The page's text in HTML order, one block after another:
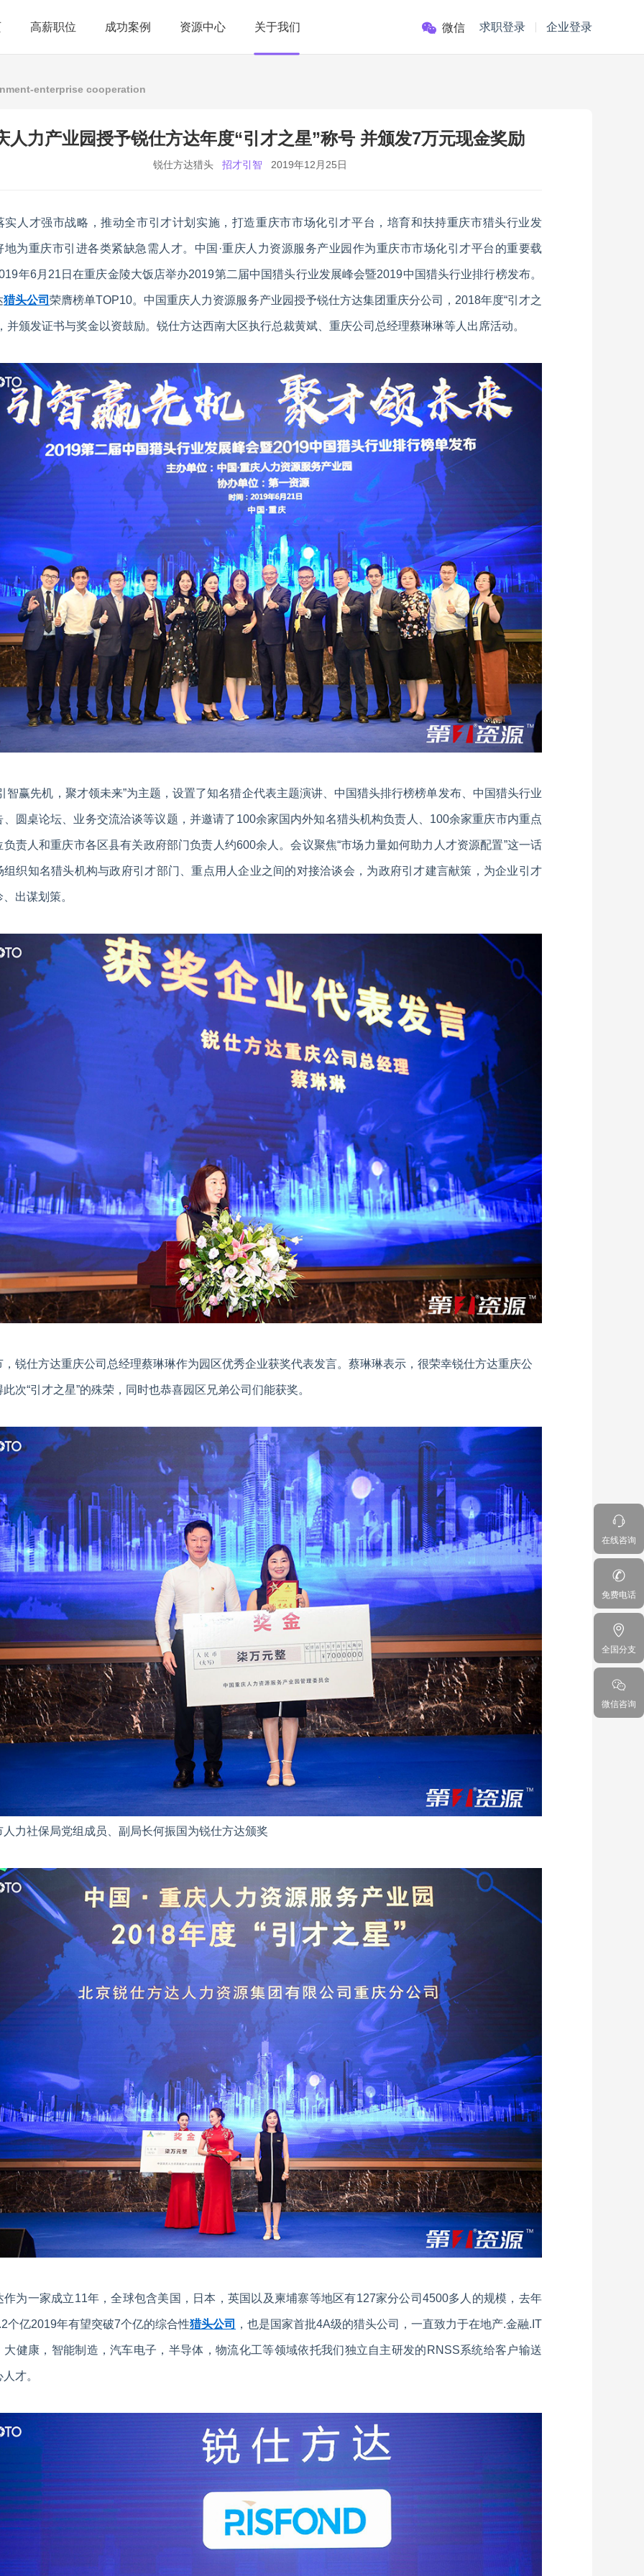
高薪职位 成功案例 资源中心 关于我们 微信 求职登录 企业登录
enterprise cooperation
人力产业园授予锐仕方达年度“引才之星”称号 并颁发7万元现金奖励
锐仕方达猎头 招才引智 2019年12月25日
实人才强市战略，推动全市引才计划实施，打造重庆市市场化引才平台，培育和扶持重庆市猎头行业发
地为重庆市引进各类紧缺急需人才。中国·重庆人力资源服务产业园作为重庆市市场化引才平台的重要载
年6月21日在重庆金陵大饭店举办2019第二届中国猎头行业发展峰会暨2019中国猎头行业排行榜发布。
猎头公司荣膺榜单TOP10。中国重庆人力资源服务产业园授予锐仕方达集团重庆分公司，2018年度“引才之
并颁发证书与奖金以资鼓励。锐仕方达西南大区执行总裁黄斌、重庆公司总经理蔡琳琳等人出席活动。
智赢先机，聚才领未来”为主题，设置了知名猎企代表主题演讲、中国猎头排行榜榜单发布、中国猎头行业
、圆桌论坛、业务交流洽谈等议题，并邀请了100余家国内外知名猎头机构负责人、100余家重庆市内重点
负责人和重庆市各区县有关政府部门负责人约600余人。会议聚焦“市场力量如何助力人才资源配置”这一话
组织知名猎头机构与政府引才部门、重点用人企业之间的对接洽谈会，为政府引才建言献策，为企业引才
出谋划策。
，锐仕方达重庆公司总经理蔡琳琳作为园区优秀企业获奖代表发言。蔡琳琳表示，很荣幸锐仕方达重庆公
次“引才之星”的殊荣，同时也恭喜园区兄弟公司们能获奖。
力社保局党组成员、副局长何振国为锐仕方达颁奖
作为一家成立11年，全球包含美国，日本，英国以及柬埔寨等地区有127家分公司4500多人的规模，去年
个亿2019年有望突破7个亿的综合性猎头公司 ，也是国家首批4A级的猎头公司，一直致力于在地产.金融.IT
大健康，智能制造，汽车电子，半导体，物流化工等领域依托我们独立自主研发的RNSS系统给客户输送
才。
在线咨询
免费电话
全国分支
微信咨询